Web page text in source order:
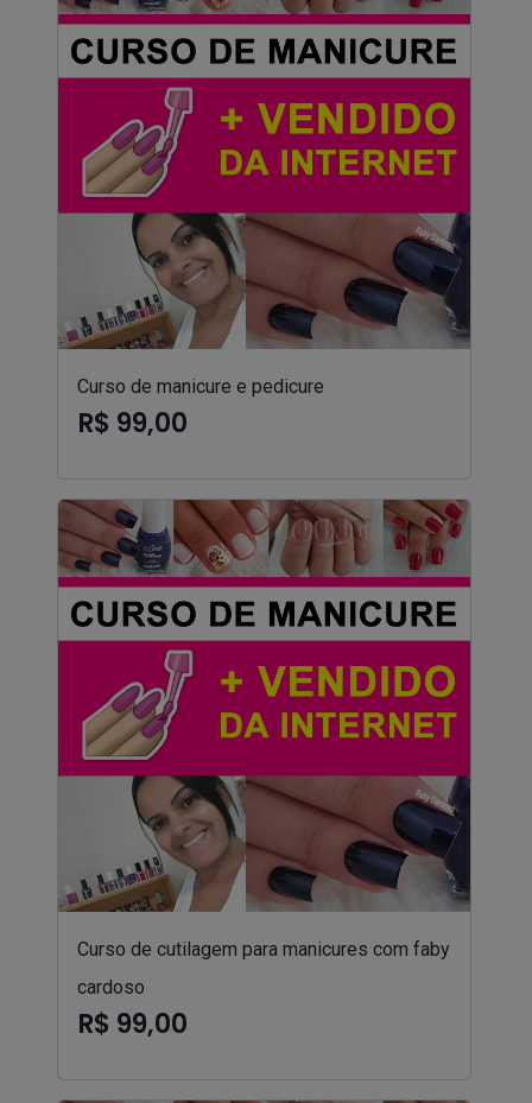
Curso de manicure e pedicure
R$ 99,00
Curso de cutilagem para manicures com faby
cardoso
R$ 99,00